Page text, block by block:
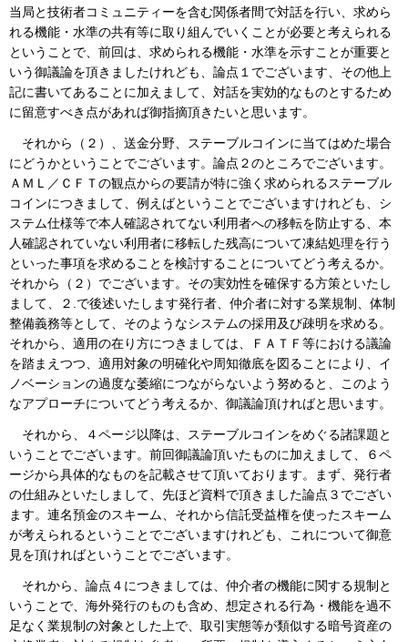
当局と技術者コミュニティーを含む関係者間で対話を行い、求めら
れる機能・水準の共有等に取り組んでいくことが必要と考えられる
ということで、前回は、求められる機能・水準を示すことが重要と
いう御議論を頂きましたけれども、論点１でございます、その他上
記に書いてあることに加えまして、対話を実効的なものとするため
に留意すべき点があれば御指摘頂きたいと思います。
それから（２）、送金分野、ステーブルコインに当てはめた場合
にどうかということでございます。論点２のところでございます。
ＡＭＬ／ＣＦＴの観点からの要請が特に強く求められるステーブル
コインにつきまして、例えばということでございますけれども、シ
ステム仕様等で本人確認されてない利用者への移転を防止する、本
人確認されていない利用者に移転した残高について凍結処理を行う
といった事項を求めることを検討することについてどう考えるか。
それから（２）でございます。その実効性を確保する方策といたし
まして、２.で後述いたします発行者、仲介者に対する業規制、体制
整備義務等として、そのようなシステムの採用及び疎明を求める。
それから、適用の在り方につきましては、ＦＡＴＦ等における議論
を踏まえつつ、適用対象の明確化や周知徹底を図ることにより、イ
ノベーションの過度な萎縮につながらないよう努めると、このよう
なアプローチについてどう考えるか、御議論頂ければと思います。
それから、４ページ以降は、ステーブルコインをめぐる諸課題と
いうことでございます。前回御議論頂いたものに加えまして、６ペ
ージから具体的なものを記載させて頂いております。まず、発行者
の仕組みといたしまして、先ほど資料で頂きました論点３でござい
ます。連名預金のスキーム、それから信託受益権を使ったスキーム
が考えられるということでございますけれども、これについて御意
見を頂ければということでございます。
それから、論点４につきましては、仲介者の機能に関する規制と
いうことで、海外発行のものも含め、想定される行為・機能を過不
足なく業規制の対象とした上で、取引実態等が類似する暗号資産の